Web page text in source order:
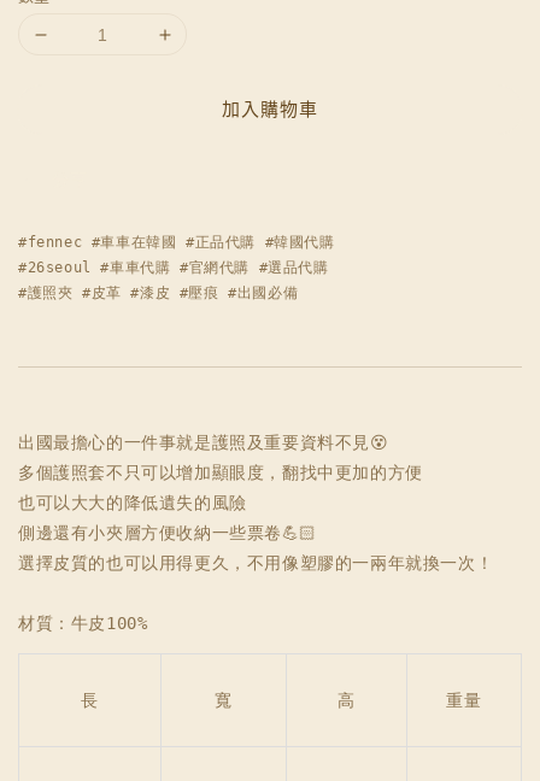
加入購物車
#fennec #車車在韓國 #正品代購 #韓國代購
#26seoul #車車代購 #官網代購 #選品代購
#護照夾 #皮革 #漆皮 #壓痕 #出國必備
出國最擔心的一件事就是護照及重要資料不見😵
多個護照套不只可以增加顯眼度，翻找中更加的方便
也可以大大的降低遺失的風險
側邊還有小夾層方便收納一些票卷💪🏻
選擇皮質的也可以用得更久，不用像塑膠的一兩年就換一次！
長 寬 高 重量